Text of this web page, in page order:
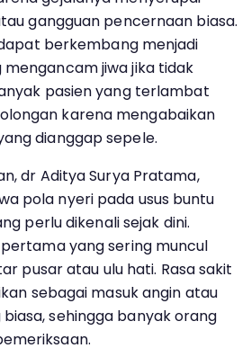
gangguan pencernaan biasa.
berkembang menjadi
jiwa jika tidak
pasien yang terlambat
karena mengabaikan
dianggap sepele.
dr Aditya Surya Pratama,
pola nyeri pada usus buntu
perlu dikenali sejak dini.
yang sering muncul
pusar atau ulu hati. Rasa sakit
sebagai masuk angin atau
sehingga banyak orang